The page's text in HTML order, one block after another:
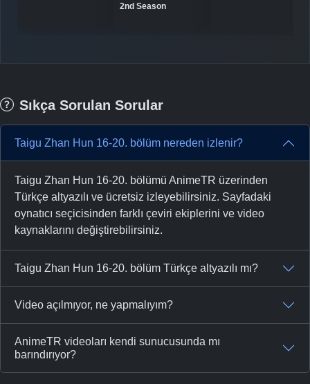
2nd Season
Sıkça Sorulan Sorular
Taigu Zhan Hun 16-20. bölüm nereden izlenir?
Taigu Zhan Hun 16-20. bölümü AnimeTR üzerinden
Türkçe altyazılı ve ücretsiz izleyebilirsiniz. Sayfadaki
oynatıcı seçicisinden farklı çeviri ekiplerini ve video
kaynaklarını değiştirebilirsiniz.
Taigu Zhan Hun 16-20. bölüm Türkçe altyazılı mı?
Video açılmıyor, ne yapmalıyım?
AnimeTR videoları kendi sunucusunda mı
barındırıyor?